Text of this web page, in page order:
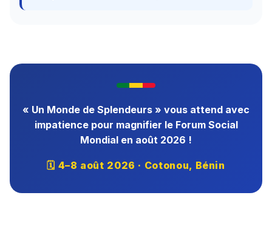
« Un Monde de Splendeurs » vous attend avec
impatience pour magnifier le Forum Social
Mondial en août 2026 !
🗓 4–8 août 2026 · Cotonou, Bénin